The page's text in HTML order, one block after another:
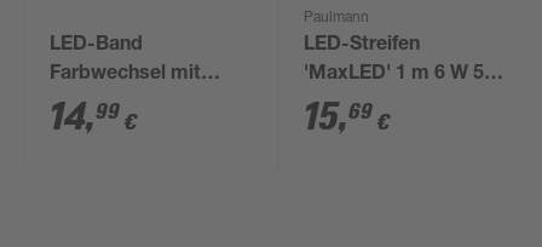
LED-Band
Farbwechsel mit
Fernbedienung 3 m
14,99 €
Paulmann
LED-Streifen
'MaxLED' 1 m 6 W 550
lm warmweiß, silber
15,69 €